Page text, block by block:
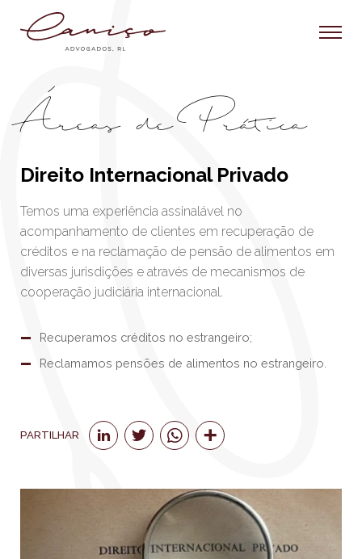
Áreas de Prática
Direito Internacional Privado
Temos uma experiência assinalável no
acompanhamento de clientes em recuperação de
créditos e na reclamação de pensão de alimentos em
diversas jurisdições e através de mecanismos de
cooperação judiciária internacional.
Recuperamos créditos no estrangeiro;
Reclamamos pensões de alimentos no estrangeiro.
PARTILHAR